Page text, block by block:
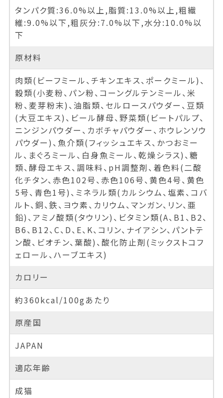
タンパク質:36.0%以上,脂質:13.0%以上,粗繊
維:9.0%以下,粗灰分:7.0%以下,水分:10.0%以
下
原材料
肉類(ビーフミール、チキンエキス、ポークミール)、
穀類(小麦粉、パン粉、コーングルテンミール、米
粉、麦芽粉末)、油脂類、セルロースパウダー、豆類
(大豆エキス)、ビール酵母、野菜類(ビートパルプ、
ニンジンパウダー、カボチャパウダー、ホウレンソウ
パウダー)、魚介類(フィッシュエキス、かつおミー
ル、まぐろミール、白身魚ミール、乾燥シラス)、糖
類、酵母エキス、調味料、pH調整剤、着色料(二酸
化チタン、赤色102号、赤色106号、黄色4号、黄色
5号、青色1号)、ミネラル類(カルシウム、塩素、コバ
ルト、銅、鉄、ヨウ素、カリウム、マンガン、リン、亜
鉛)、アミノ酸類(タウリン)、ビタミン類(A、B1、B2、
B6、B12、C、D、E、K、コリン、ナイアシン、パントテ
ン酸、ビオチン、葉酸)、酸化防止剤(ミックストコフ
ェロール、ハーブエキス)
カロリー
約360kcal/100gあたり
原産国
JAPAN
適応年齢
成猫